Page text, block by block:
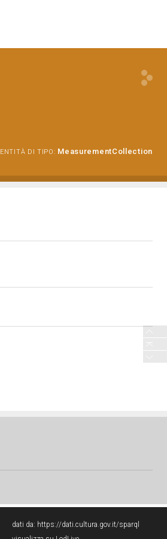
ENTITÀ DI TIPO: MeasurementCollection
dati da: https://dati.cultura.gov.it/sparql